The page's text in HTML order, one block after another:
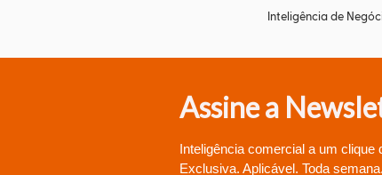
Assine a
Inteligência comercial a um clique
Exclusiva. Aplicável. Toda semana.
Inteligência de